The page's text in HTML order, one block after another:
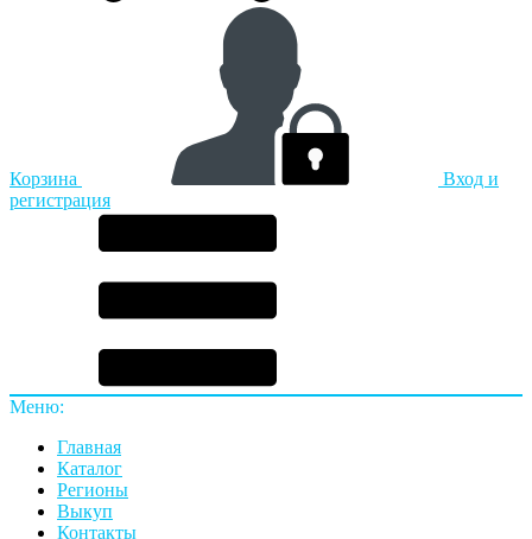
Корзина
Вход и
регистрация
Меню:
Главная
Каталог
Регионы
Выкуп
Контакты